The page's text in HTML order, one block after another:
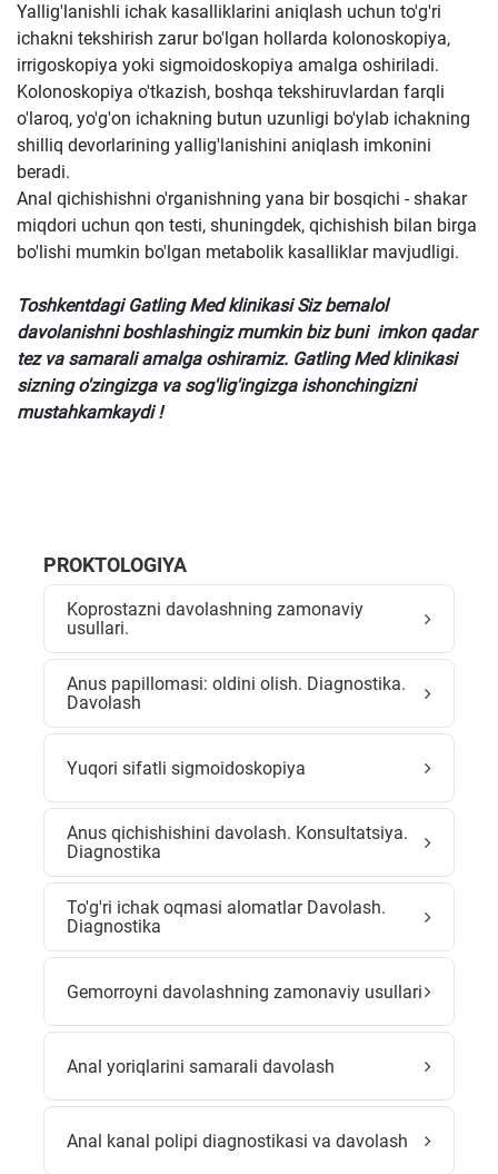
Yallig'lanishli ichak kasalliklarini aniqlash uchun to'g'ri
ichakni tekshirish zarur bo'lgan hollarda kolonoskopiya,
irrigoskopiya yoki sigmoidoskopiya amalga oshiriladi.
Kolonoskopiya o'tkazish, boshqa tekshiruvlardan farqli
o'laroq, yo'g'on ichakning butun uzunligi bo'ylab ichakning
shilliq devorlarining yallig'lanishini aniqlash imkonini
beradi.
Anal qichishishni o'rganishning yana bir bosqichi - shakar
miqdori uchun qon testi, shuningdek, qichishish bilan birga
bo'lishi mumkin bo'lgan metabolik kasalliklar mavjudligi.
Toshkentdagi Gatling Med klinikasi Siz bemalol
davolanishni boshlashingiz mumkin biz buni imkon qadar
tez va samarali amalga oshiramiz. Gatling Med klinikasi
sizning o'zingizga va sog'lig'ingizga ishonchingizni
mustahkamkaydi !
PROKTOLOGIYA
Koprostazni davolashning zamonaviy
usullari.
Anus papillomasi: oldini olish. Diagnostika.
Davolash
Yuqori sifatli sigmoidoskopiya
Anus qichishishini davolash. Konsultatsiya.
Diagnostika
To'g'ri ichak oqmasi alomatlar Davolash.
Diagnostika
Gemorroyni davolashning zamonaviy usullari
Anal yoriqlarini samarali davolash
Anal kanal polipi diagnostikasi va davolash